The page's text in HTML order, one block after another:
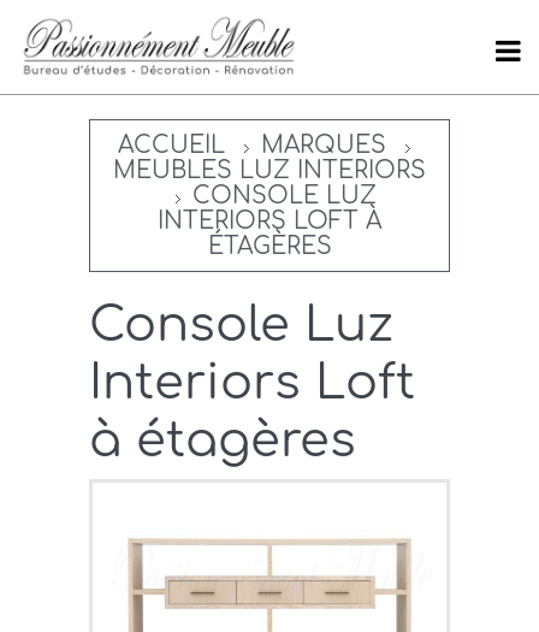
ACCUEIL
MARQUES
MEUBLES LUZ INTERIORS
CONSOLE LUZ
INTERIORS LOFT À
ÉTAGÈRES
Console Luz
Interiors Loft
à étagères